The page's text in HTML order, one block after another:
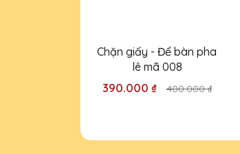
Tôi vừa đặt một
nhân viên nhiệt
Chặn giấy - Để bàn pha
lê mã 008
390.000 ₫
400.000 ₫